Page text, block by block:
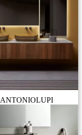
ANTONIOLUPI